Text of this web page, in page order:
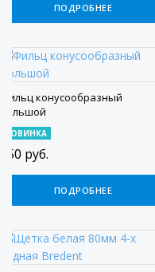
ПОДРОБНЕЕ
Фильц конусообразный
большой
НОВИНКА
250 руб.
ПОДРОБНЕЕ